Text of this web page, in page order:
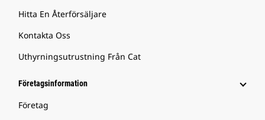
Hitta En Återförsäljare
Kontakta Oss
Uthyrningsutrustning Från Cat
Företagsinformation
Företag